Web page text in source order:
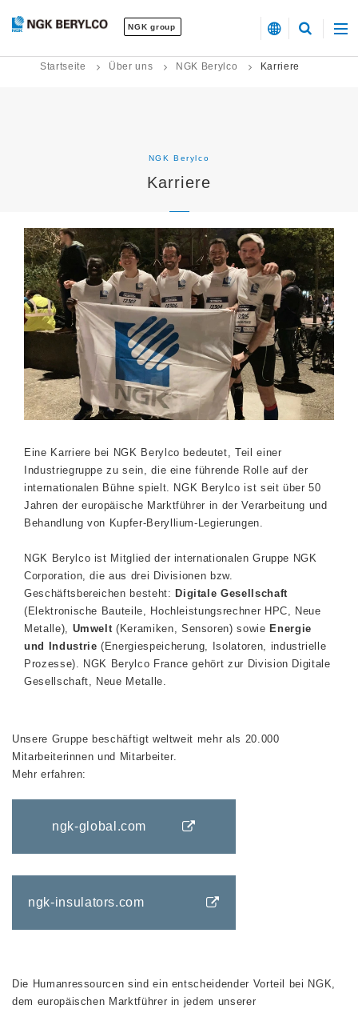
NGK group
Startseite Über uns NGK Berylco Karriere
NGK Berylco
Karriere
Eine Karriere bei NGK Berylco bedeutet, Teil einer
Industriegruppe zu sein, die eine führende Rolle auf der
internationalen Bühne spielt. NGK Berylco ist seit über 50
Jahren der europäische Marktführer in der Verarbeitung und
Behandlung von Kupfer-Beryllium-Legierungen.
NGK Berylco ist Mitglied der internationalen Gruppe NGK
Corporation, die aus drei Divisionen bzw.
Geschäftsbereichen besteht: Digitale Gesellschaft
(Elektronische Bauteile, Hochleistungsrechner HPC, Neue
Metalle), Umwelt(Keramiken, Sensoren) sowie Energie
und Industrie (Energiespeicherung, Isolatoren, industrielle
Prozesse). NGK Berylco France gehört zur Division Digitale
Gesellschaft, Neue Metalle.
Unsere Gruppe beschäftigt weltweit mehr als 20.000
Mitarbeiterinnen und Mitarbeiter.
Mehr erfahren:
ngk-global.com
ngk-insulators.com
Die Humanressourcen sind ein entscheidender Vorteil bei NGK,
dem europäischen Marktführer in jedem unserer